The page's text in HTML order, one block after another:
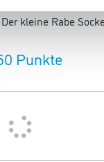
kleine Rabe
Punkte